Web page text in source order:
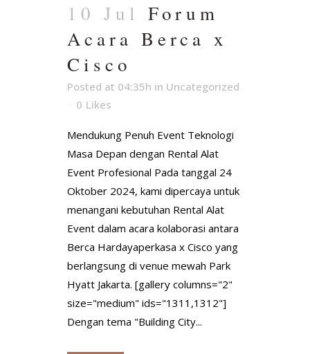
10 Jul Forum
Acara Berca x
Cisco
Posted at 04:35h in Uncategorized
0 Likes
Mendukung Penuh Event Teknologi
Masa Depan dengan Rental Alat
Event Profesional Pada tanggal 24
Oktober 2024, kami dipercaya untuk
menangani kebutuhan Rental Alat
Event dalam acara kolaborasi antara
Berca Hardayaperkasa x Cisco yang
berlangsung di venue mewah Park
Hyatt Jakarta. [gallery columns="2"
size="medium" ids="1311,1312"]
Dengan tema "Building City...